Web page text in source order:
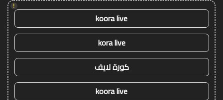
!
koora live
kora live
كورة لايف
koora live